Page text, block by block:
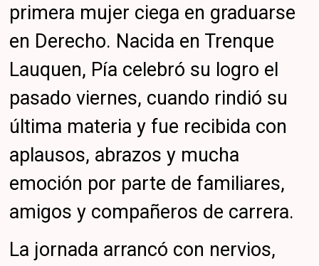
primera mujer ciega en graduarse
en Derecho. Nacida en Trenque
Lauquen, Pía celebró su logro el
pasado viernes, cuando rindió su
última materia y fue recibida con
aplausos, abrazos y mucha
emoción por parte de familiares,
amigos y compañeros de carrera.
La jornada arrancó con nervios,